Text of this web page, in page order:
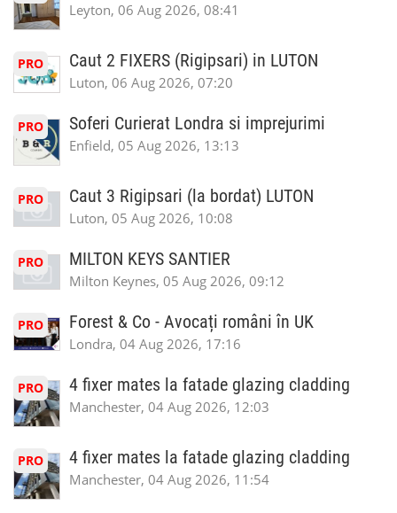
Leyton, 06 Aug 2026, 08:41
PRO Caut 2 FIXERS (Rigipsari) in LUTON
Luton, 06 Aug 2026, 07:20
PRO Soferi Curierat Londra si imprejurimi
Enfield, 05 Aug 2026, 13:13
PRO Caut 3 Rigipsari (la bordat) LUTON
Luton, 05 Aug 2026, 10:08
PRO MILTON KEYS SANTIER
Milton Keynes, 05 Aug 2026, 09:12
PRO Forest & Co - Avocați români în UK
Londra, 04 Aug 2026, 17:16
PRO 4 fixer mates la fatade glazing cladding
Manchester, 04 Aug 2026, 12:03
PRO 4 fixer mates la fatade glazing cladding
Manchester, 04 Aug 2026, 11:54